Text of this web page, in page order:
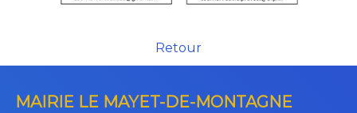
Retour
MAIRIE LE MAYET-DE-MONTAGNE